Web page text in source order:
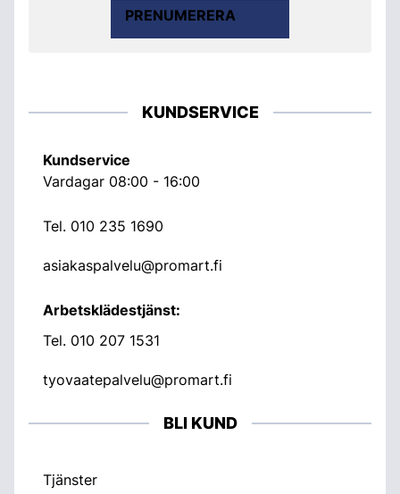
PRENUMERERA
KUNDSERVICE
Kundservice
Vardagar 08:00 - 16:00
Tel. 010 235 1690
asiakaspalvelu@promart.fi
Arbetsklädestjänst:
Tel. 010 207 1531
tyovaatepalvelu@promart.fi
BLI KUND
Tjänster